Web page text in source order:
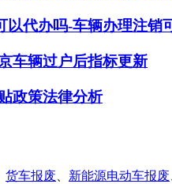
代办吗-车辆办理注销
车辆过户后指标更新
政策法律分析
货车报废 新能源电动车报废